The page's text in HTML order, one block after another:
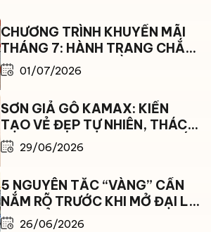
CHƯƠNG TRÌNH KHUYẾN MÃI
THÁNG 7: HÀNH TRANG CHẮP
CÁNH – KAMAX ĐỒNG HÀNH
CÙNG EM TỚI TRƯỜNG
01/07/2026
SƠN GIẢ GỖ KAMAX: KIẾN
TẠO VẺ ĐẸP TỰ NHIÊN, THÁCH
THỨC MỌI GIỚI HẠN THỜI TIẾT
29/06/2026
5 NGUYÊN TẮC “VÀNG” CẦN
NẮM RÕ TRƯỚC KHI MỞ ĐẠI LÝ
SƠN ĐỂ BỨT PHÁ DOANH THU
26/06/2026